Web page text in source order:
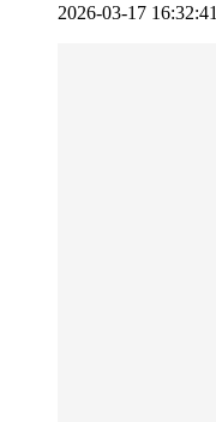
2026-03-17 16:32:41